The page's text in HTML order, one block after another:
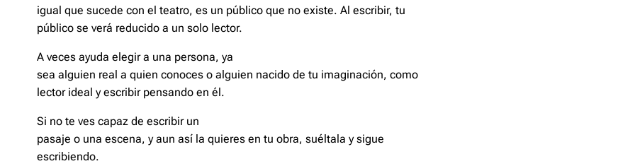
igual que sucede con el teatro, es un público que no existe. Al escribir, tu
público se verá reducido a un solo lector.
A veces ayuda elegir a una persona, ya
sea alguien real a quien conoces o alguien nacido de tu imaginación, como
lector ideal y escribir pensando en él.
Si no te ves capaz de escribir un
pasaje o una escena, y aun así la quieres en tu obra, suéltala y sigue
escribiendo.